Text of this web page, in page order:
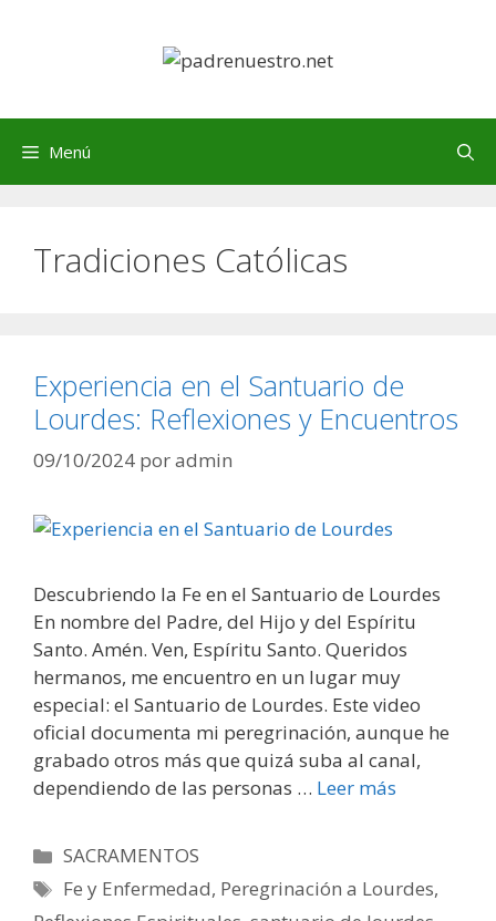
Menú
Tradiciones Católicas
Experiencia en el Santuario de
Lourdes: Reflexiones y Encuentros
09/10/2024 poradmin
Descubriendo la Fe en el Santuario de Lourdes
En nombre del Padre, del Hijo y del Espíritu
Santo. Amén. Ven, Espíritu Santo. Queridos
hermanos, me encuentro en un lugar muy
especial: el Santuario de Lourdes. Este video
oficial documenta mi peregrinación, aunque he
grabado otros más que quizá suba al canal,
dependiendo de las personas … Leer más
Categorías
SACRAMENTOS
Etiquetas
Fe y Enfermedad, Peregrinación a Lourdes,